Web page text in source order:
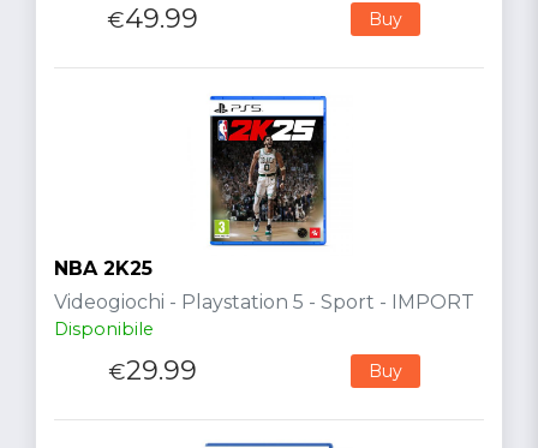
€49.99 Buy
NBA 2K25
Videogiochi - Playstation 5 - Sport - IMPORT
Disponibile
€29.99 Buy